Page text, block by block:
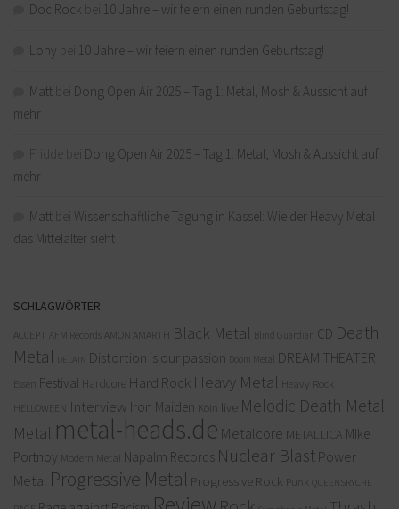
Doc Rock 10 Jahre – wir feiern einen runden Geburtstag!
Lony 10 Jahre – wir feiern einen runden Geburtstag!
Matt
Dong Open Air 2025 – Tag 1: Metal, Mosh & Aussicht auf
mehr
Dong Open Air 2025 – Tag 1: Metal, Mosh & Aussicht auf
mehr
Matt
Wissenschaftliche Tagung in Kassel: Wie der Heavy Metal
das Mittelalter sieht
SCHLAGWÖRTER
ACCEPT AFM Records AMON AMARTH Black Metal Blind Guardian CD Death
Metal
DELAIN Distortion is our passion Doom Metal DREAM THEATER
Essen Festival Hardcore Hard Rock Heavy Metal Heavy Rock
HELLOWEEN Interview Iron Maiden Köln live Melodic Death Metal
Metal metal-heads.de Metalcore METALLICA MIke
Portnoy Modern Metal Napalm Records Nuclear Blast Power
Metal Progressive Metal Progressive Rock Punk QUEENSRYCHE